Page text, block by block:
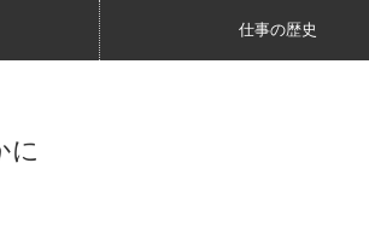
仕事の歴史
に